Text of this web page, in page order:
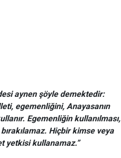
aynen şöyle demektedir:
egemenliğini, Anayasanın
Egemenliğin kullanılması,
Hiçbir kimse veya
yetkisi kullanamaz.”